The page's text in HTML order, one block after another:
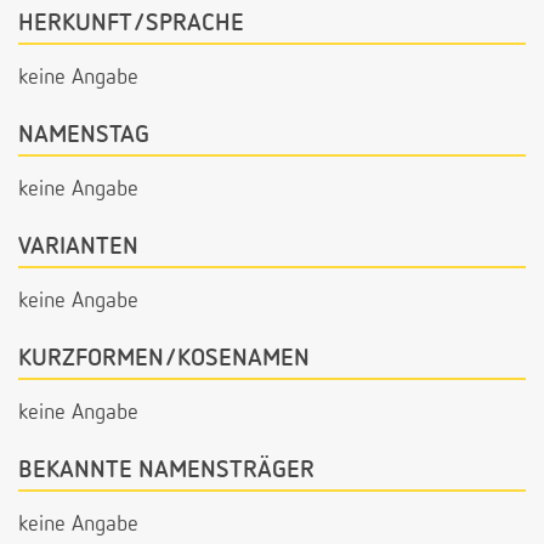
HERKUNFT/SPRACHE
keine Angabe
NAMENSTAG
keine Angabe
VARIANTEN
keine Angabe
KURZFORMEN/KOSENAMEN
keine Angabe
BEKANNTE NAMENSTRÄGER
keine Angabe